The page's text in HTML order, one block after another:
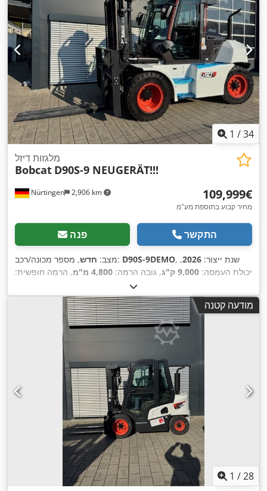
1 /34
Nürtingen 2,906 km
מלגזות דיזל
Bobcat D90S-9 NEUGERÄT!!!
‏109,999 ‏€
מחיר קבוע בתוספת מע"מ
פנה התקשר
מצב: חדש , מספר מכונה/רכב: D90S-9DEMO , שנת ייצור: 2026
,
יכולת העמסה: 9,000 ק"ג , גובה הרמה: 4,800 מ"מ
, הרמה חופשית:
המזלג:1,800 מ"מ , גודל הצמיג הקדמי:9.00-20/7.00, גודל צמיג
אחורי:9.00-20/7.00, משקל כולל: , מודעה קטנה
1 /28